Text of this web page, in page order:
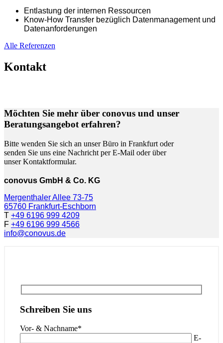
Entlastung der internen Ressourcen
Know-How Transfer bezüglich Datenmanagement und
Datenanforderungen
Alle Referenzen
Kontakt
Möchten Sie mehr über conovus und unser
Beratungsangebot erfahren?
Bitte wenden Sie sich an unser Büro in Frankfurt oder
senden Sie uns eine Nachricht per E-Mail oder über
unser Kontaktformular.
conovus GmbH & Co. KG
Mergenthaler Allee 73-75
65760 Frankfurt-Eschborn
T +49 6196 999 4209
F +49 6196 999 4566
info@conovus.de
Schreiben Sie uns
Vor- & Nachname*
Bitte
E-